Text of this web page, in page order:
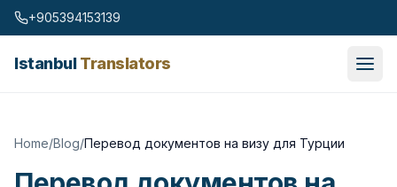
Skip to content
+905394153139
IstanbulTranslators
Home/Blog/Перевод документов на визу для Турции